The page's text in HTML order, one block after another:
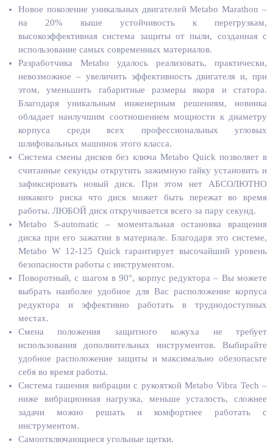
Новое поколение уникальных двигателей Metabo Marathon –
на 20% выше устойчивость к перегрузкам,
высокоэффективная система защиты от пыли, созданная с
использование самых современных материалов.
Разработчика Metabo удалось реализовать, практически,
невозможное – увеличить эффективность двигателя и, при
этом, уменьшить габаритные размеры якоря и статора.
Благодаря уникальным инженерным решениям, новинка
обладает наилучшим соотношением мощности к диаметру
корпуса среди всех профессиональных угловых
шлифовальных машинок этого класса.
Система смены дисков без ключа Metabo Quick позволяет в
считанные секунды открутить зажимную гайку установить и
зафиксировать новый диск. При этом нет АБСОЛЮТНО
никакого риска что диск может быть пережат во время
работы. ЛЮБОЙ диск откручивается всего за пару секунд.
Metabo S-automatic – моментальная остановка вращения
диска при его зажатии в материале. Благодаря это системе,
Metabo W 12-125 Quick гарантирует высочайший уровень
безопасности работы с инструментом.
Поворотный, с шагом в 90°, корпус редуктора – Вы можете
выбрать наиболее удобное для Вас расположение корпуса
редуктора и эффективно работать в труднодоступных
местах.
Смена положения защитного кожуха не требует
использования дополнительных инструментов. Выбирайте
удобное расположение защиты и максимально обезопасьте
себя во время работы.
Система гашения вибрации с рукояткой Metabo Vibra Tech –
ниже вибрационная нагрузка, меньше усталость, сложнее
задачи можно решать и комфортнее работать с
инструментом.
Самоотключающиеся угольные щетки.